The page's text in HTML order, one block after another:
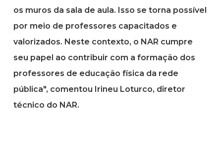
os muros da sala de aula. Isso se torna possível
por meio de professores capacitados e
valorizados. Neste contexto, o NAR cumpre
seu papel ao contribuir com a formação dos
professores de educação física da rede
pública", comentou Irineu Loturco, diretor
técnico do NAR.